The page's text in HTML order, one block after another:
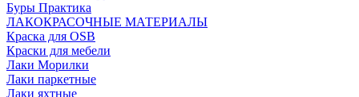
Буры Практика
ЛАКОКРАСОЧНЫЕ МАТЕРИАЛЫ
Краска для OSB
Краски для мебели
Лаки Морилки
Лаки паркетные
Лаки яхтные